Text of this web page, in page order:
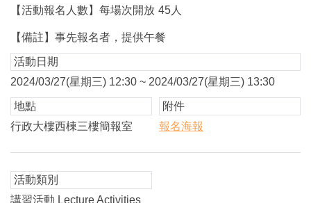
【活動報名人數】每場次開放 45 人
【備註】事先報名者，提供午餐
活動日期
2024/03/27(星期三) 12:30 ~ 2024/03/27(星期三) 13:30
地點
行政大樓西棟三樓簡報室
附件
報名海報
活動類別
講習活動 Lecture Activities